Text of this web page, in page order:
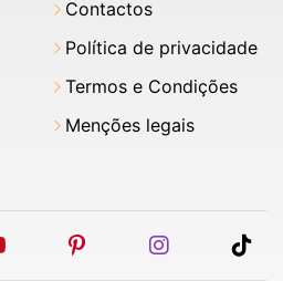
Contactos
Política de privacidade
Termos e Condições
Menções legais
youtubepinterestinstagram